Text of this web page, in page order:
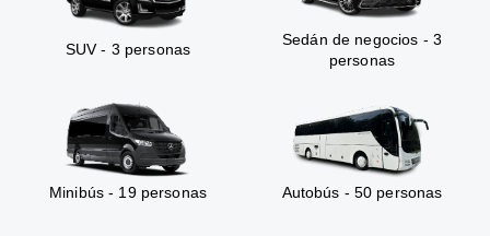
SUV - 3 personas
Sedán de negocios - 3
personas
Minibús - 19 personas Autobús - 50 personas